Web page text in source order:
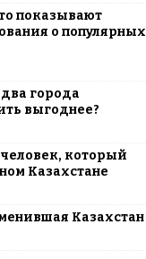
показывают
о популярных
города
выгоднее?
который
Казахстане
Казахстан